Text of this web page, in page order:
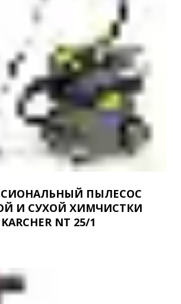
ПЫЛЕСОС
И СУХОЙ ХИМЧИСТКИ
KARCHER NT 25/1